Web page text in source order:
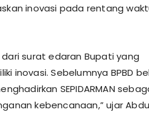
inovasi pada rentang
dari surat edaran Bupati yang
inovasi. Sebelumnya BPBD
SEPIDARMAN
kebencanaan,” ujar